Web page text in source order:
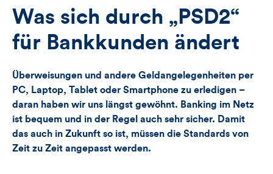
für
Views,
Likes
und
Kommentare
dieses
Views
Likes
Was sich durch „PSD2“
für Bankkunden ändert
Überweisungen und andere Geldangelegenheiten per
PC, Laptop, Tablet oder Smartphone zu erledigen –
daran haben wir uns längst gewöhnt. Banking im Netz
ist bequem und in der Regel auch sehr sicher. Damit
das auch in Zukunft so ist, müssen die Standards von
Zeit zu Zeit angepasst werden.